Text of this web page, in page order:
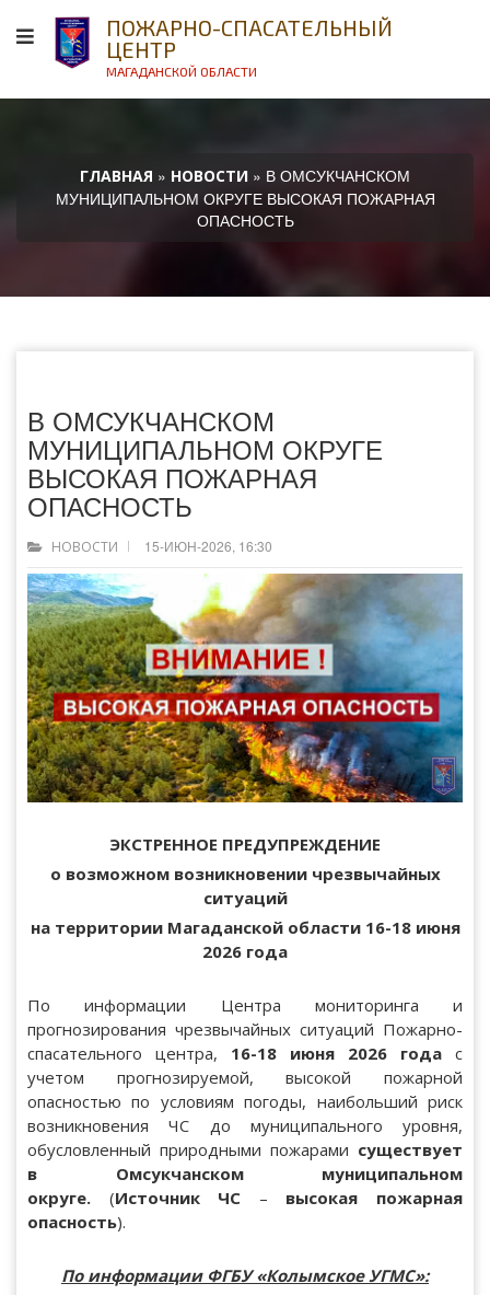
ПОЖАРНО-СПАСАТЕЛЬНЫЙ
ЦЕНТР
МАГАДАНСКОЙ ОБЛАСТИ
ГЛАВНАЯ » НОВОСТИ » В ОМСУКЧАНСКОМ
МУНИЦИПАЛЬНОМ ОКРУГЕ ВЫСОКАЯ ПОЖАРНАЯ
ОПАСНОСТЬ
В ОМСУКЧАНСКОМ
МУНИЦИПАЛЬНОМ ОКРУГЕ
ВЫСОКАЯ ПОЖАРНАЯ
ОПАСНОСТЬ
НОВОСТИ 15-ИЮН-2026, 16:30
ЭКСТРЕННОЕ ПРЕДУПРЕЖДЕНИЕ
о возможном возникновении чрезвычайных
ситуаций
на территории Магаданской области 16-18 июня
2026 года
По информации Центра мониторинга и
прогнозирования чрезвычайных ситуаций Пожарно-
спасательного центра, 16-18 июня 2026 года с
учетом прогнозируемой, высокой пожарной
опасностью по условиям погоды, наибольший риск
возникновения ЧС до муниципального уровня,
обусловленный природными пожарами существует
в Омсукчанском муниципальном
округе. (Источник ЧС – высокая пожарная
опасность).
По информации ФГБУ «Колымское УГМС»: